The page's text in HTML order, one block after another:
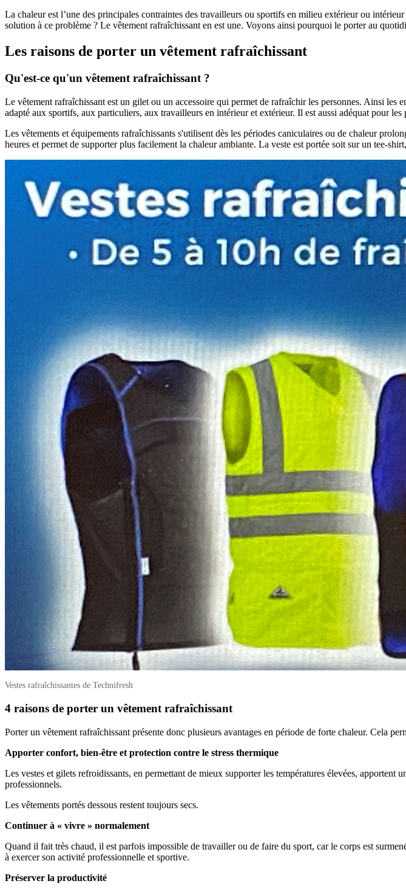
La chaleur est l’une des principales contraintes des travailleurs ou sportifs en milieu extérieur ou
solution à ce problème ? Le vêtement rafraîchissant en est une. Voyons ainsi pourquoi le porter au
Les raisons de porter un vêtement rafraîchissant
Qu'est-ce qu'un vêtement rafraîchissant ?
Le vêtement rafraîchissant est un gilet ou un accessoire qui permet de rafraîchir les personnes. Ainsi les
adapté aux sportifs, aux particuliers, aux travailleurs en intérieur et extérieur. Il est aussi adéquat pour
Les vêtements et équipements rafraîchissants s'utilisent dès les périodes caniculaires ou de chaleur
heures et permet de supporter plus facilement la chaleur ambiante. La veste est portée soit sur un tee-
Vestes rafraîchissantes de Technifresh
4 raisons de porter un vêtement rafraîchissant
Porter un vêtement rafraîchissant présente donc plusieurs avantages en période de forte chaleur. Cela
Apporter confort, bien-être et protection contre le stress thermique
Les vestes et gilets refroidissants, en permettant de mieux supporter les températures élevées,
professionnels.
Les vêtements portés dessous restent toujours secs.
Continuer à « vivre » normalement
Quand il fait très chaud, il est parfois impossible de travailler ou de faire du sport, car le corps est
à exercer son activité professionnelle et sportive.
Préserver la productivité